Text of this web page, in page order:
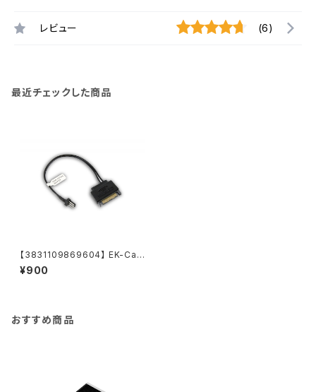
レビュー (6)
最近チェックした商品
【3831109869604】 EK-Cab
le Pump testing adapter
¥900
おすすめ商品